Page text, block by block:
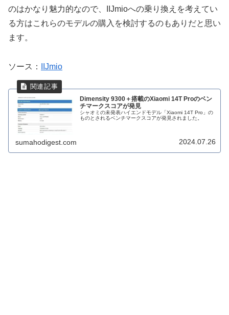
のはかなり魅力的なので、IIJmioへの乗り換えを考えてい
る方はこれらのモデルの購入を検討するのもありだと思い
ます。
ソース： IIJmio
Dimensity 9300＋搭載のXiaomi 14T Proのベン
チマークスコアが発見
シャオミの未発表ハイエンドモデル「Xiaomi 14T Pro」の
ものとされるベンチマークスコアが発見されました。
sumahodigest.com 2024.07.26